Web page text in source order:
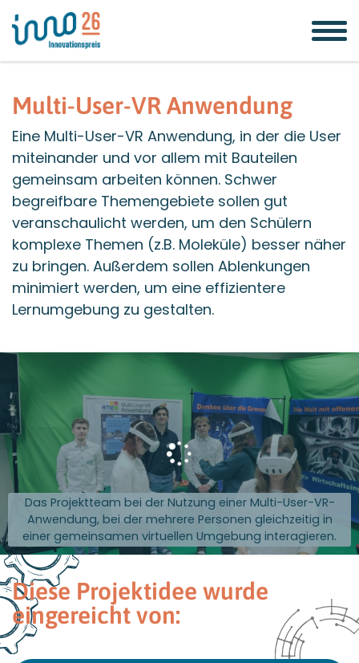
Seitenbereiche:
Inhalt
Hauptnavigation
Footernavigation
Das Projektteam bei der Nutzung einer Multi-User-VR-
Anwendung, bei der mehrere Personen gleichzeitig in
einer gemeinsamen virtuellen Umgebung interagieren.
Multi-User-VR Anwendung
Eine Multi-User-VR Anwendung, in der die User
miteinander und vor allem mit Bauteilen
gemeinsam arbeiten können. Schwer
begreifbare Themengebiete sollen gut
veranschaulicht werden, um den Schülern
komplexe Themen (z.B. Moleküle) besser näher
zu bringen. Außerdem sollen Ablenkungen
minimiert werden, um eine effizientere
Lernumgebung zu gestalten.
Diese Projektidee wurde
eingereicht von: